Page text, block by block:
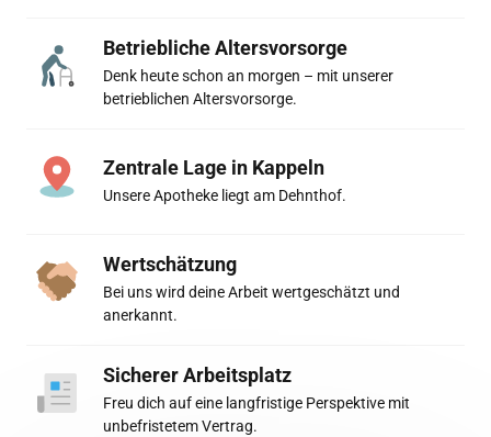
Betriebliche Altersvorsorge
Denk heute schon an morgen – mit unserer
betrieblichen Altersvorsorge.
Zentrale Lage in Kappeln
Unsere Apotheke liegt am Dehnthof.
Wertschätzung
Bei uns wird deine Arbeit wertgeschätzt und
anerkannt.
Sicherer Arbeitsplatz
Freu dich auf eine langfristige Perspektive mit
unbefristetem Vertrag.